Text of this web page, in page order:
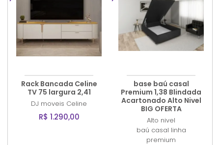
Rack Bancada Celine
TV 75 largura 2,41
DJ moveis Celine
R$ 1.290,00
base baú casal
Premium 1,38 Blindada
Acartonado Alto Nivel
BIG OFERTA
Alto nivel
baú casal linha
premium